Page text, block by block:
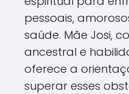
pessoais,
saúde. Mãe Josi,
ancestral e
oferece a
superar esses